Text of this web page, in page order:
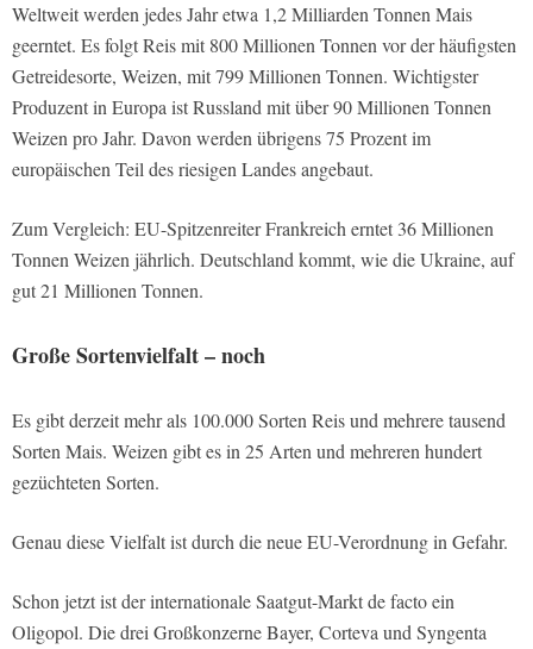
Weltweit werden jedes Jahr etwa 1,2 Milliarden Tonnen Mais
geerntet. Es folgt Reis mit 800 Millionen Tonnen vor der häufigsten
Getreidesorte, Weizen, mit 799 Millionen Tonnen. Wichtigster
Produzent in Europa ist Russland mit über 90 Millionen Tonnen
Weizen pro Jahr. Davon werden übrigens 75 Prozent im
europäischen Teil des riesigen Landes angebaut.
Zum Vergleich: EU-Spitzenreiter Frankreich erntet 36 Millionen
Tonnen Weizen jährlich. Deutschland kommt, wie die Ukraine, auf
gut 21 Millionen Tonnen.
Große Sortenvielfalt – noch
Es gibt derzeit mehr als 100.000 Sorten Reis und mehrere tausend
Sorten Mais. Weizen gibt es in 25 Arten und mehreren hundert
gezüchteten Sorten.
Genau diese Vielfalt ist durch die neue EU-Verordnung in Gefahr.
Schon jetzt ist der internationale Saatgut-Markt de facto ein
Oligopol. Die drei Großkonzerne Bayer, Corteva und Syngenta